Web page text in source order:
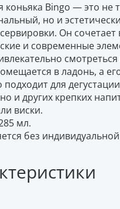
коньяка Bingo — это не
но и
Он сочетает
и современные
в ладонь, а
подходит для
и других крепких
виски.
мл.
без